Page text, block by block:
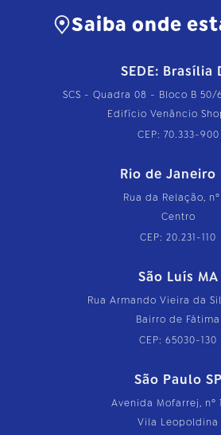
Saiba onde
SEDE: Brasília
SCS - Quadra 08 - Bloco B 50/
Edifício Venâncio
CEP: 70.333-900
Rio de Janeiro
Rua da Relação, nº
Centro
CEP: 20.231-110
São Luís MA
Rua Armando Vieira da
Bairro de Fátima
CEP: 65030-130
São Paulo SP
Avenida Mofarrej, nº
Vila Leopoldina